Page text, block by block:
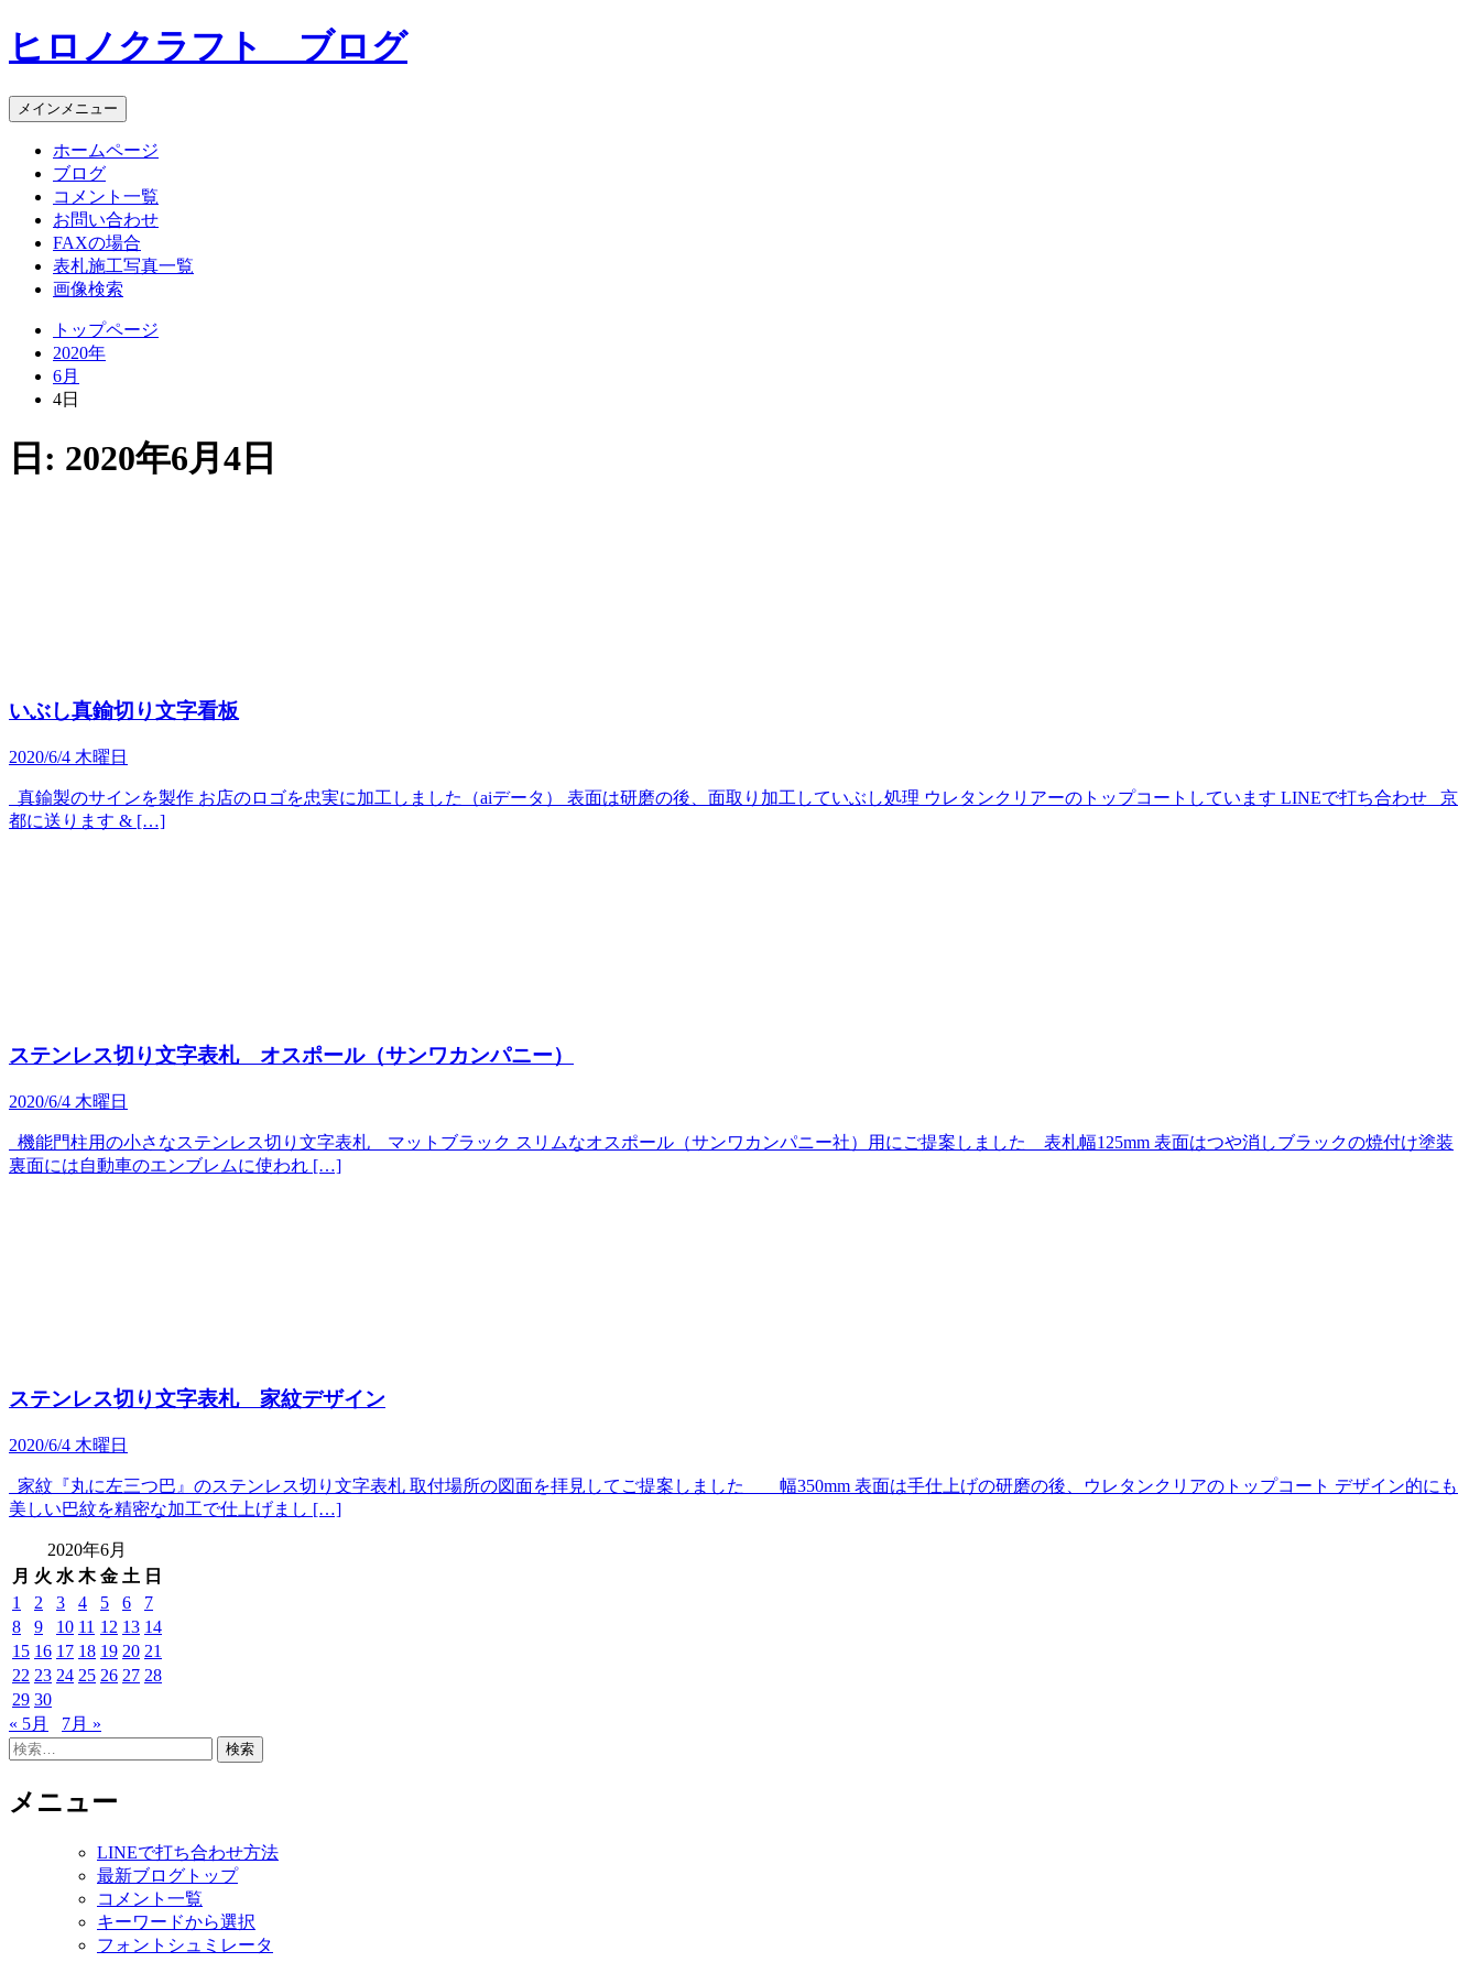
コ
ン
ン
ツ
ヒロノクラフト ブログ
メインメニュー
ホームページ
ブログ
コメント一覧
お問い合わせ
FAXの場合
表札施工写真一覧
画像検索
トップページ
2020年
6月
4日
日: 2020年6月4日
いぶし真鍮切り文字看板
2020/6/4 木曜日
真鍮製のサインを製作 お店のロゴを忠実に加工しました（aiデータ） 表面は研磨の後、面取り加工していぶし処理 ウレタンクリアーのトップコートしています LINEで打ち合わせ 京
都に送ります & […]
ステンレス切り文字表札 オスポール（サンワカンパニー）
2020/6/4 木曜日
機能門柱用の小さなステンレス切り文字表札 マットブラック スリムなオスポール（サンワカンパニー社）用にご提案しました 表札幅125mm 表面はつや消しブラックの焼付け塗装
裏面には自動車のエンブレムに使われ […]
ステンレス切り文字表札 家紋デザイン
2020/6/4 木曜日
家紋『丸に左三つ巴』のステンレス切り文字表札 取付場所の図面を拝見してご提案しました 幅350mm 表面は手仕上げの研磨の後、ウレタンクリアのトップコート デザイン的にも
美しい巴紋を精密な加工で仕上げまし […]
2020年6月
月 火 水 木 金 土 日
1
2 3 4 5 6
7
8
9 10 11 12 13 14
15 16 17 18 19 20 21
22 23 24 25 26 27 28
29 30
« 5月
7月 »
検
メニュー
LINEで打ち合わせ方法
最新ブログトップ
コメント一覧
キーワードから選択
フォントシュミレータ